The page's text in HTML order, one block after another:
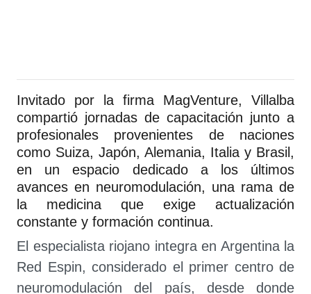
Invitado por la firma MagVenture, Villalba
compartió jornadas de capacitación junto a
profesionales provenientes de naciones
como Suiza, Japón, Alemania, Italia y Brasil,
en un espacio dedicado a los últimos
avances en neuromodulación, una rama de
la medicina que exige actualización
constante y formación continua.
El especialista riojano integra en Argentina la
Red Espin, considerado el primer centro de
neuromodulación del país, desde donde